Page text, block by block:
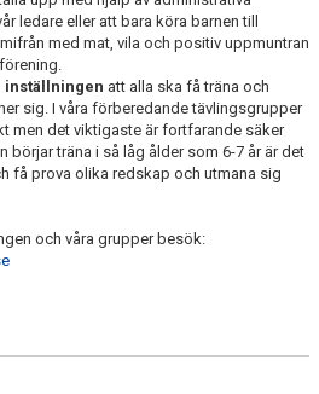
ledare eller att bara köra barnen till
med mat, vila och positiv uppmuntran
inställningen att alla ska få träna och
sig. I våra förberedande tävlingsgrupper
men det viktigaste är fortfarande säker
börjar träna i så låg ålder som 6-7 år är det
få prova olika redskap och utmana sig
och våra grupper besök: